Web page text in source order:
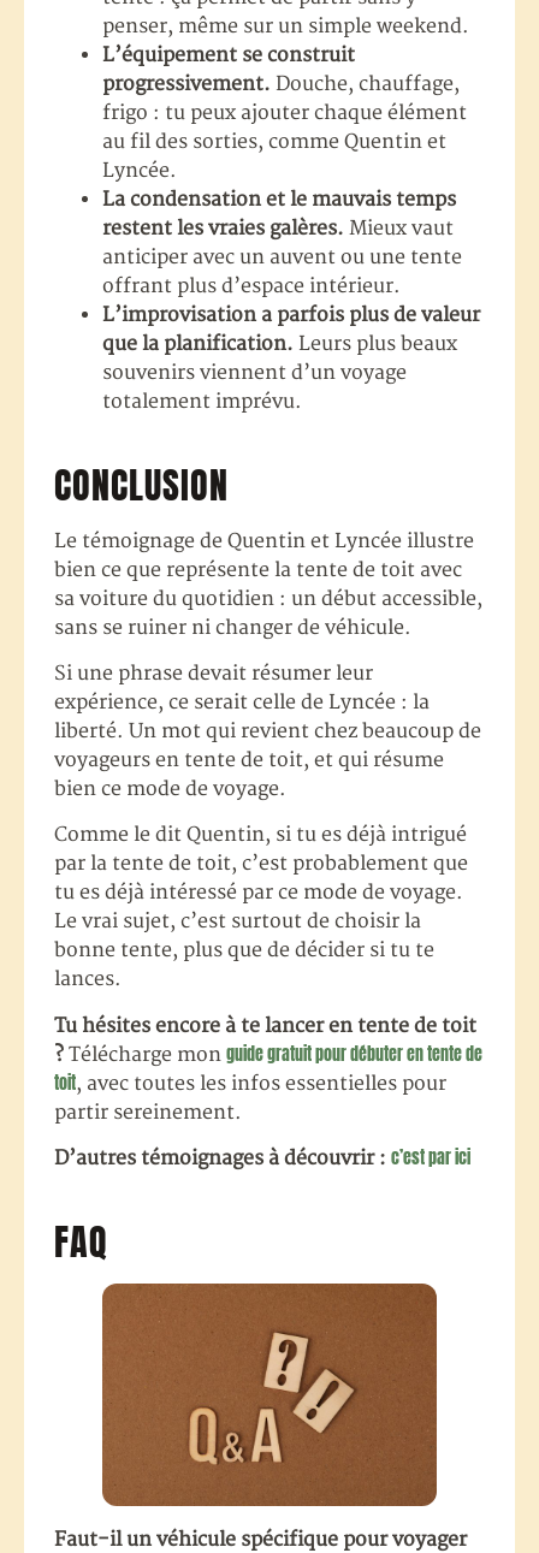
penser, même sur un simple weekend.
L’équipement se construit
progressivement. Douche, chauffage,
frigo : tu peux ajouter chaque élément
au fil des sorties, comme Quentin et
Lyncée.
La condensation et le mauvais temps
restent les vraies galères. Mieux vaut
anticiper avec un auvent ou une tente
offrant plus d’espace intérieur.
L’improvisation a parfois plus de valeur
que la planification. Leurs plus beaux
souvenirs viennent d’un voyage
totalement imprévu.
CONCLUSION
Le témoignage de Quentin et Lyncée illustre
bien ce que représente la tente de toit avec
sa voiture du quotidien : un début accessible,
sans se ruiner ni changer de véhicule.
Si une phrase devait résumer leur
expérience, ce serait celle de Lyncée : la
liberté. Un mot qui revient chez beaucoup de
voyageurs en tente de toit, et qui résume
bien ce mode de voyage.
Comme le dit Quentin, si tu es déjà intrigué
par la tente de toit, c’est probablement que
tu es déjà intéressé par ce mode de voyage.
Le vrai sujet, c’est surtout de choisir la
bonne tente, plus que de décider si tu te
lances.
Tu hésites encore à te lancer en tente de toit
? Télécharge mon guide gratuit pour débuter en tente de
toit, avec toutes les infos essentielles pour
partir sereinement.
D’autres témoignages à découvrir : c’est par ici
FAQ
Faut-il un véhicule spécifique pour voyager